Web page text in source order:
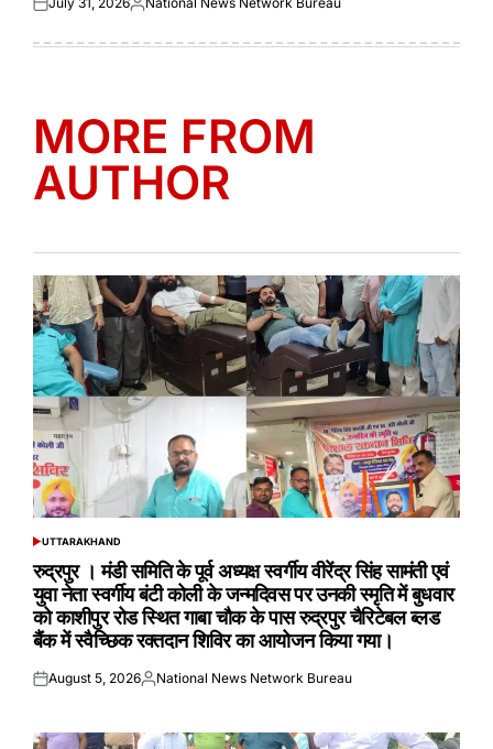
Posted
Posted
MORE FROM
AUTHOR
POSTED
UTTARAKHAND
रुद्रपुर । मंडी समिति के पूर्व अध्यक्ष स्वर्गीय वीरेंद्र सिंह सामंती एवं
युवा नेता स्वर्गीय बंटी कोली के जन्मदिवस पर उनकी स्मृति में बुधवार
को काशीपुर रोड स्थित गाबा चौक के पास रुद्रपुर चैरिटेबल ब्लड
बैंक में स्वैच्छिक रक्तदान शिविर का आयोजन किया गया।
Posted
August 5, 2026Posted
National News Network Bureau